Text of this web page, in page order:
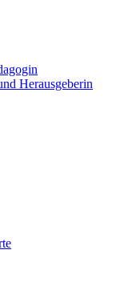
Herausgeberin